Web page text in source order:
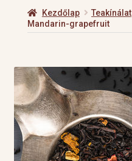
Kezdőlap Teakínálat
Mandarin-grapefruit